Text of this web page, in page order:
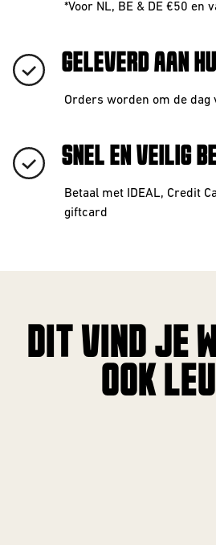
*Voor NL, BE & DE €50 en
GELEVERD AAN
Orders worden om de dag
SNEL EN VEILIG
Betaal met IDEAL, Credit
giftcard
DIT VIND JE
OOK